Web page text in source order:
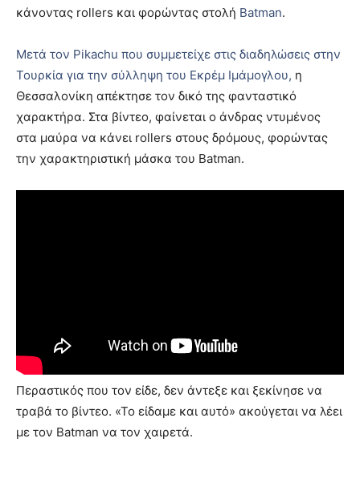
κάνοντας rollers και φορώντας στολή Batman.
Μετά τον Pikachu που συμμετείχε στις διαδηλώσεις στην
Τουρκία για την σύλληψη του Εκρέμ Ιμάμογλου, η
Θεσσαλονίκη απέκτησε τον δικό της φανταστικό
χαρακτήρα. Στα βίντεο, φαίνεται ο άνδρας ντυμένος
στα μαύρα να κάνει rollers στους δρόμους, φορώντας
την χαρακτηριστική μάσκα του Batman.
Περαστικός που τον είδε, δεν άντεξε και ξεκίνησε να
τραβά το βίντεο. «Το είδαμε και αυτό» ακούγεται να λέει
με τον Batman να τον χαιρετά.